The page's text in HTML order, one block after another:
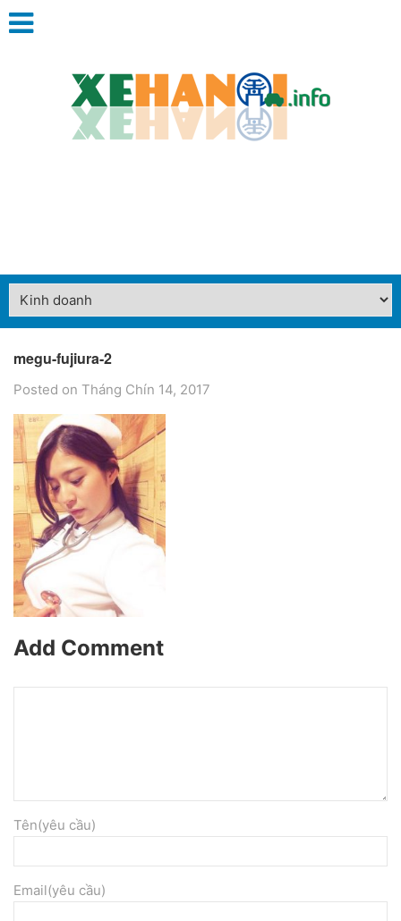
megu-fujiura-2
Posted on Tháng Chín 14, 2017
Add Comment
Tên(yêu cầu)
Email(yêu cầu)